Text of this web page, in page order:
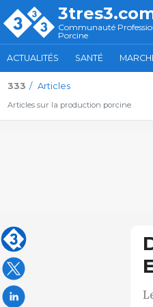
Communauté
Porcine
ACTUALITÉS SANTÉ
333 Articles
Articles sur la production porcine